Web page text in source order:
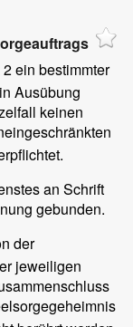
ein bestimmter
Ausübung
keinen
an Schrift
gebunden.
der
jeweiligen